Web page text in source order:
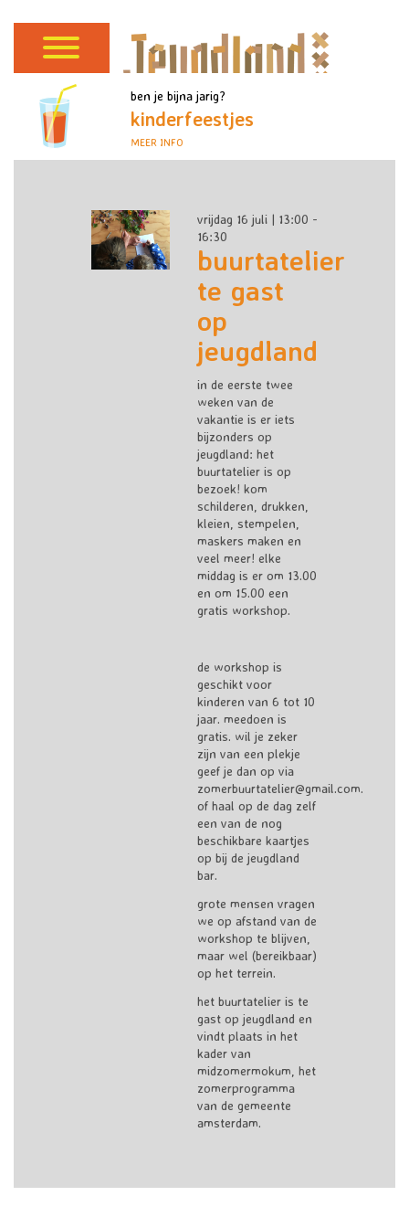
ben je bijna jarig?
kinderfeestjes
MEER INFO
vrijdag 16 juli | 13:00 -
16:30
buurtatelier
te gast
op
jeugdland
in de eerste twee
weken van de
vakantie is er iets
bijzonders op
jeugdland: het
buurtatelier is op
bezoek! kom
schilderen, drukken,
kleien, stempelen,
maskers maken en
veel meer! elke
middag is er om 13.00
en om 15.00 een
gratis workshop.
de workshop is
geschikt voor
kinderen van 6 tot 10
jaar. meedoen is
gratis. wil je zeker
zijn van een plekje
geef je dan op via
zomerbuurtatelier@gmail.com.
of haal op de dag zelf
een van de nog
beschikbare kaartjes
op bij de jeugdland
bar.
grote mensen vragen
we op afstand van de
workshop te blijven,
maar wel (bereikbaar)
op het terrein.
het buurtatelier is te
gast op jeugdland en
vindt plaats in het
kader van
midzomermokum, het
zomerprogramma
van de gemeente
amsterdam.